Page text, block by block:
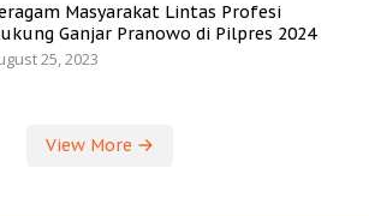
Masyarakat Lintas Profesi
Ganjar Pranowo di Pilpres 2024
25, 2023
View More